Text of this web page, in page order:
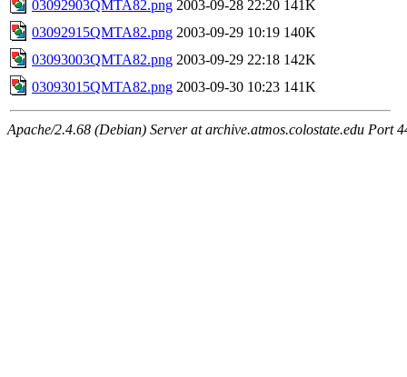
03092903QMTA82.png 2003-09-28 22:20 141K
03092915QMTA82.png 2003-09-29 10:19 140K
03093003QMTA82.png 2003-09-29 22:18 142K
03093015QMTA82.png 2003-09-30 10:23 141K
Apache/2.4.68 (Debian) Server at archive.atmos.colostate.edu Port